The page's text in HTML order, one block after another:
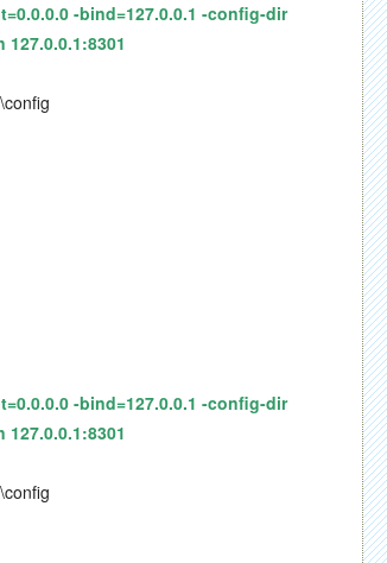
-bind=127.0.0.1 -config-dir
-bind=127.0.0.1 -config-dir